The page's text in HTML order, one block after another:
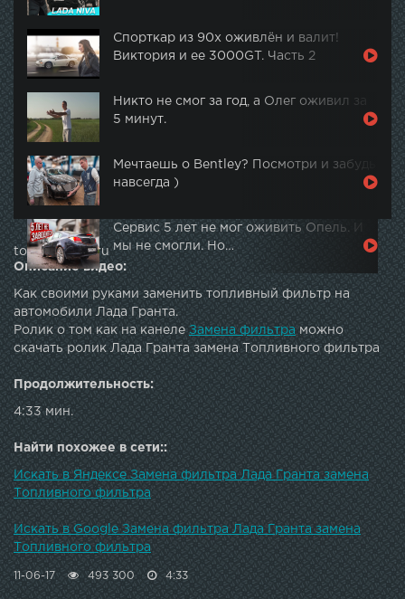
Спорткар из 90х оживлён и валит!
Виктория и ее 3000GT. Часть 2
Никто не смог за год, а Олег оживил за
5 минут.
Мечтаешь о Bentley? Посмотри и забудь
навсегда )
Сервис 5 лет не мог оживить Опель. И
мы не смогли. Но…
topautotube.ru
Описание видео:
Как своими руками заменить топливный фильтр на
автомобили Лада Гранта.
Ролик о том как на канелеЗамена фильтра можно
скачать ролик Лада Гранта замена Топливного фильтра
Продолжительность:
4:33 мин.
Найти похожее в сети::
Искать в Яндексе Замена фильтра Лада Гранта замена
Топливного фильтра
Искать в Google Замена фильтра Лада Гранта замена
Топливного фильтра
11-06-17 493 300 4:33